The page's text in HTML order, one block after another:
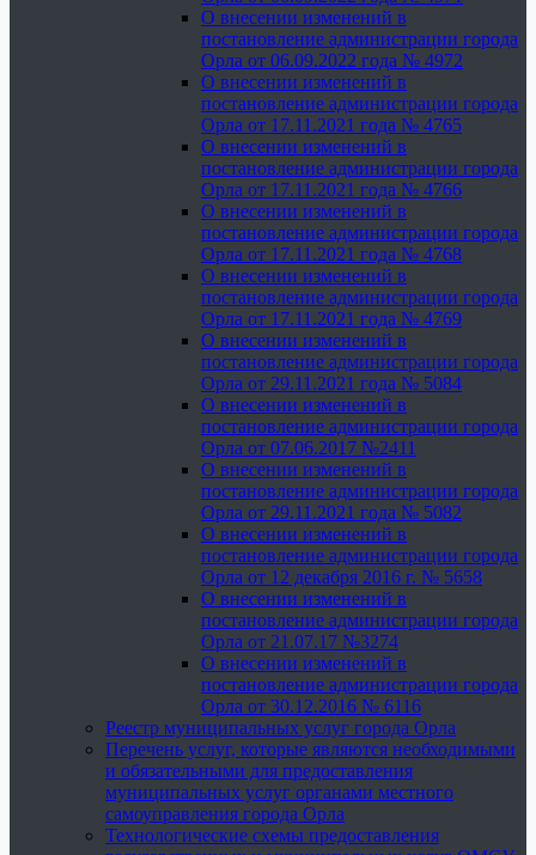
О внесении изменений в
постановление администрации города
Орла от 06.09.2022 года № 4972
О внесении изменений в
постановление администрации города
Орла от 17.11.2021 года № 4765
О внесении изменений в
постановление администрации города
Орла от 17.11.2021 года № 4766
О внесении изменений в
постановление администрации города
Орла от 17.11.2021 года № 4768
О внесении изменений в
постановление администрации города
Орла от 17.11.2021 года № 4769
О внесении изменений в
постановление администрации города
Орла от 29.11.2021 года № 5084
О внесении изменений в
постановление администрации города
Орла от 07.06.2017 №2411
О внесении изменений в
постановление администрации города
Орла от 29.11.2021 года № 5082
О внесении изменений в
постановление администрации города
Орла от 12 декабря 2016 г. № 5658
О внесении изменений в
постановление администрации города
Орла от 21.07.17 №3274
О внесении изменений в
постановление администрации города
Орла от 30.12.2016 № 6116
Реестр муниципальных услуг города Орла
Перечень услуг, которые являются необходимыми
и обязательными для предоставления
муниципальных услуг органами местного
самоуправления города Орла
Технологические схемы предоставления